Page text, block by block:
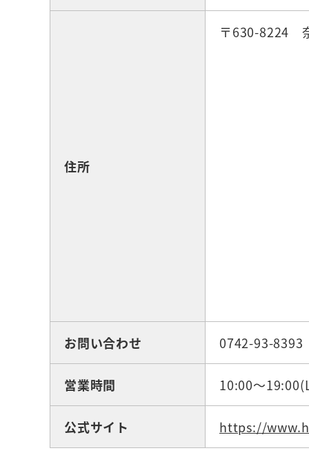
住所
〒630-8224
お問い合わせ 0742-93-8393
営業時間 10:00～
公式サイト https://